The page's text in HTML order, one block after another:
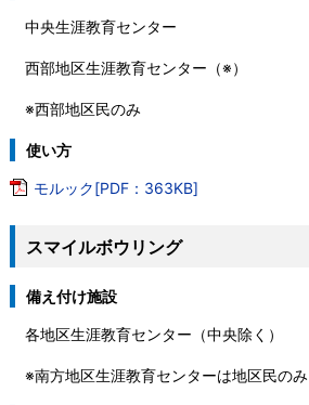
中央生涯教育センター
西部地区生涯教育センター（※）
※西部地区民のみ
使い方
モルック[PDF：363KB]
スマイルボウリング
備え付け施設
各地区生涯教育センター（中央除く）
※南方地区生涯教育センターは地区民のみ